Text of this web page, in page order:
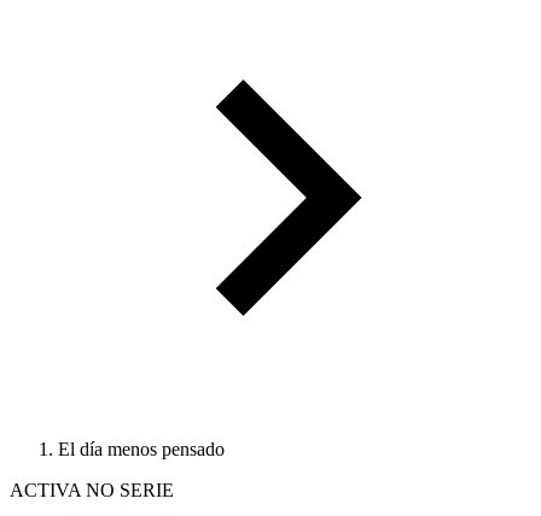
El día menos pensado
ACTIVA NO SERIE